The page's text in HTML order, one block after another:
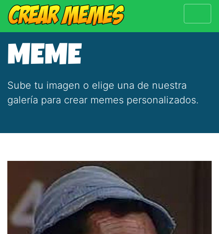
MEME
Sube tu imagen o elige una de nuestra
galería para crear memes personalizados.